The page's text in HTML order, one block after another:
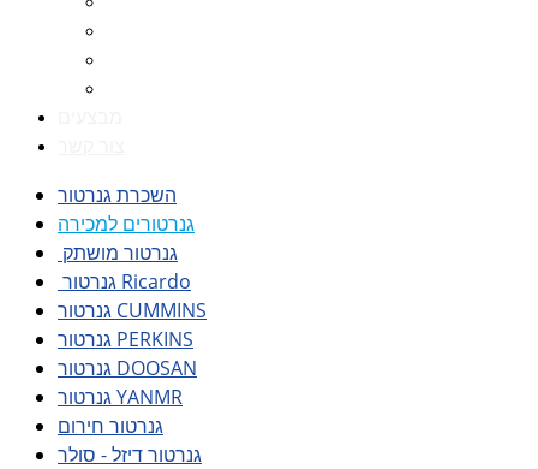
השכרת גנרטור
גנרטורים למכירה
גנרטור מושתק
גנרטור Ricardo
גנרטור CUMMINS
גנרטור PERKINS
גנרטור DOOSAN
גנרטור YANMR
גנרטור חירום
גנרטור דיזל - סולר